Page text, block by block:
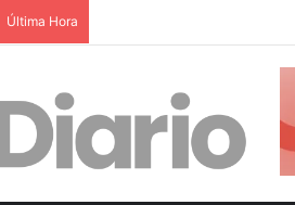
Última Hora